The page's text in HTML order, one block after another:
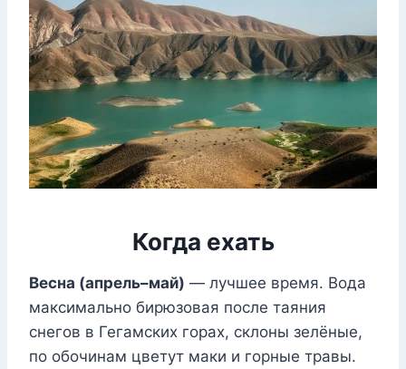
Когда ехать
Весна (апрель–май) — лучшее время. Вода
максимально бирюзовая после таяния
снегов в Гегамских горах, склоны зелёные,
по обочинам цветут маки и горные травы.